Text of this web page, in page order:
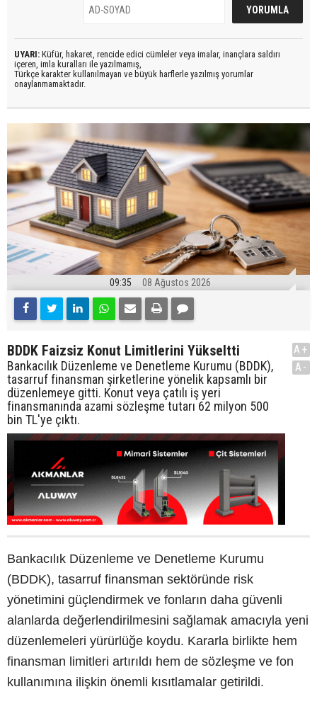
UYARI: Küfür, hakaret, rencide edici cümleler veya imalar, inançlara saldırı
içeren, imla kuralları ile yazılmamış,
Türkçe karakter kullanılmayan ve büyük harflerle yazılmış yorumlar
onaylanmamaktadır.
09:35 08 Ağustos 2026
BDDK Faizsiz Konut Limitlerini Yükseltti
Bankacılık Düzenleme ve Denetleme Kurumu (BDDK),
tasarruf finansman şirketlerine yönelik kapsamlı bir
düzenlemeye gitti. Konut veya çatılı iş yeri
finansmanında azami sözleşme tutarı 62 milyon 500
bin TL'ye çıktı.
A+
A-
Bankacılık Düzenleme ve Denetleme Kurumu
(BDDK), tasarruf finansman sektöründe risk
yönetimini güçlendirmek ve fonların daha güvenli
alanlarda değerlendirilmesini sağlamak amacıyla yeni
düzenlemeleri yürürlüğe koydu. Kararla birlikte hem
finansman limitleri artırıldı hem de sözleşme ve fon
kullanımına ilişkin önemli kısıtlamalar getirildi.